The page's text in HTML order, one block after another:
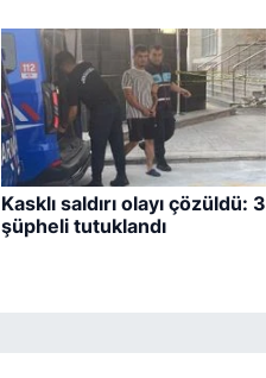
Kasklı saldırı olayı çözüldü: 3
şüpheli tutuklandı